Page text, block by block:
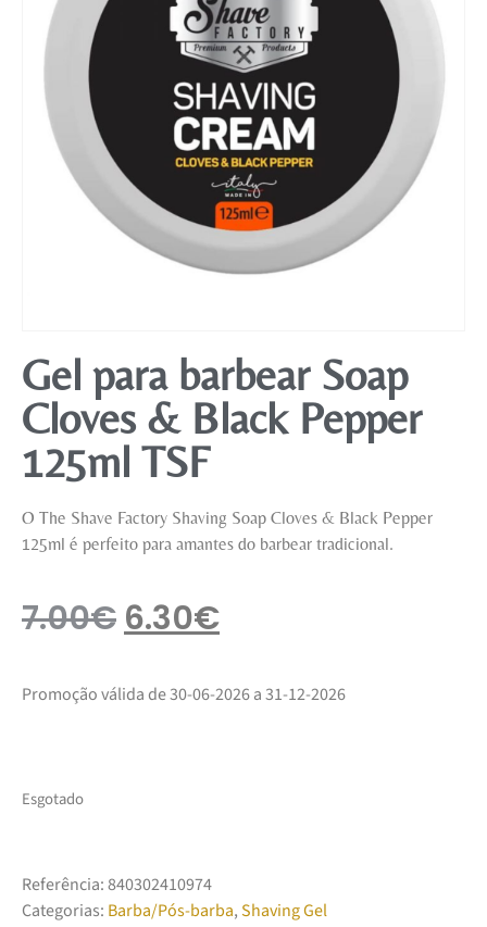
Maquilhagem
Gel para barbear Soap
Cloves & Black Pepper
125ml TSF
O The Shave Factory Shaving Soap Cloves & Black Pepper
125ml é perfeito para amantes do barbear tradicional.
7.00€ 6.30€
Promoção válida de 30-06-2026 a 31-12-2026
Esgotado
Referência:840302410974
Categorias: Barba/Pós-barba,Shaving Gel